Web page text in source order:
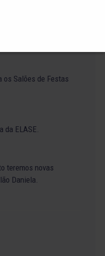
os Salões de Festas
da ELASE.
teremos novas
Daniela.